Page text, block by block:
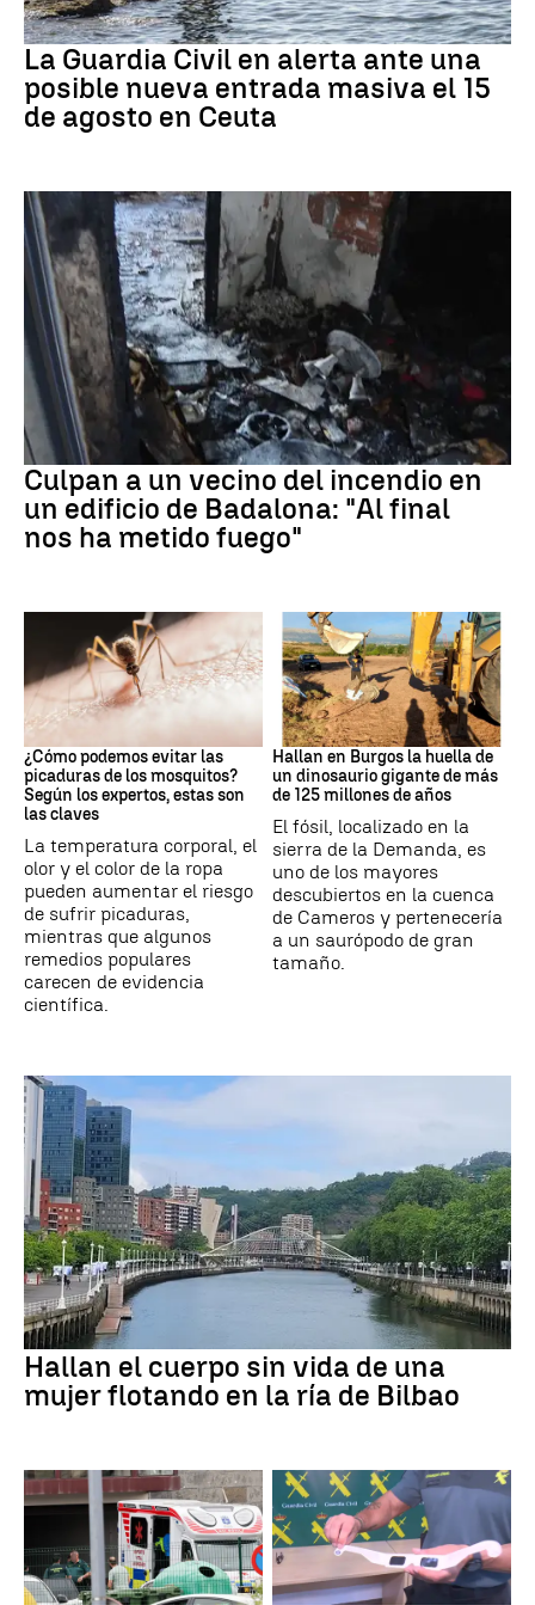
Ceuta
La Guardia Civil en alerta ante una
posible nueva entrada masiva el 15
de agosto en Ceuta
Cataluña
Culpan a un vecino del incendio en
un edificio de Badalona: "Al final
nos ha metido fuego"
Mosquitos
¿Cómo podemos evitar las
picaduras de los mosquitos?
Según los expertos, estas son
las claves
La temperatura corporal, el
olor y el color de la ropa
pueden aumentar el riesgo
de sufrir picaduras,
mientras que algunos
remedios populares
carecen de evidencia
científica.
Dinosaurios
Hallan en Burgos la huella de
un dinosaurio gigante de más
de 125 millones de años
El fósil, localizado en la
sierra de la Demanda, es
uno de los mayores
descubiertos en la cuenca
de Cameros y pertenecería
a un saurópodo de gran
tamaño.
Hallan el cuerpo sin vida de una
mujer flotando en la ría de Bilbao